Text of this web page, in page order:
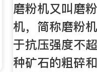
磨粉机又叫磨
机，简称磨粉
于抗压强度不
种矿石的粗碎